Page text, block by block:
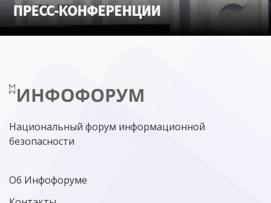
ИНФОРМАЦИОННАЯ БЕЗОПАСНОСТЬ
Национальный форум информационной
безопасности
Об Инфофоруме